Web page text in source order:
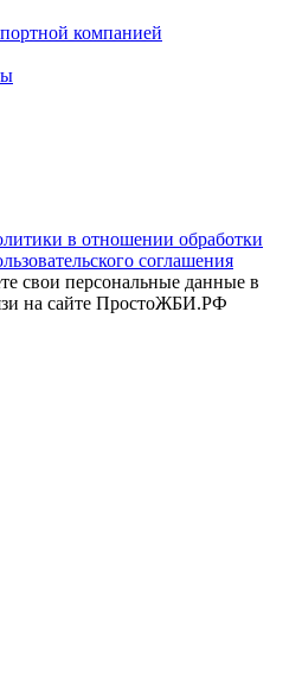
компанией
в отношении обработки
соглашения
свои персональные данные в
на сайте ПростоЖБИ.РФ